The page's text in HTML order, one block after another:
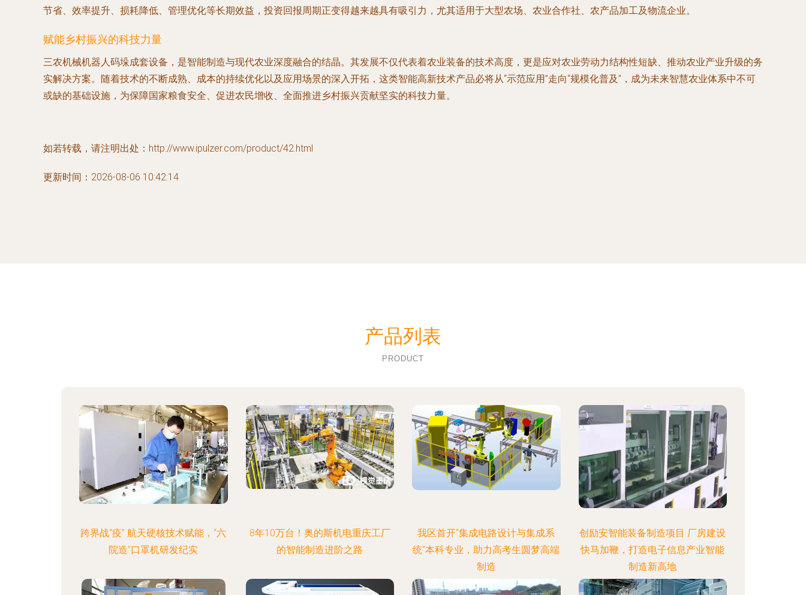
节省、效率提升、损耗降低、管理优化等长期效益，投资回报周期正变得越来越具有吸引力，尤其适用于大型农场、农业合作社、农产品加工及物流企业。
赋能乡村振兴的科技力量
三农机械机器人码垛成套设备，是智能制造与现代农业深度融合的结晶。其发展不仅代表着农业装备的技术高度，更是应对农业劳动力结构性短缺、推动农业产业升级的务
实解决方案。随着技术的不断成熟、成本的持续优化以及应用场景的深入开拓，这类智能高新技术产品必将从“示范应用”走向“规模化普及”，成为未来智慧农业体系中不可
或缺的基础设施，为保障国家粮食安全、促进农民增收、全面推进乡村振兴贡献坚实的科技力量。
如若转载，请注明出处：http://www.ipulzer.com/product/42.html
更新时间：2026-08-06 10:42:14
产品列表
PRODUCT
跨界战“疫” 航天硬核技术赋能，“六
院造”口罩机研发纪实
8年10万台！奥的斯机电重庆工厂
的智能制造进阶之路
我区首开“集成电路设计与集成系
统”本科专业，助力高考生圆梦高端
制造
创励安智能装备制造项目 厂房建设
快马加鞭，打造电子信息产业智能
制造新高地